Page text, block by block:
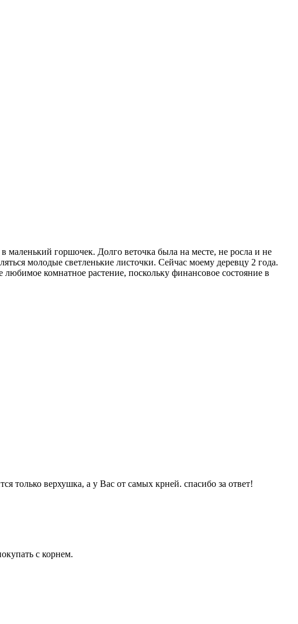
маленький горшочек. Долго веточка была на месте, не росла и не
молодые светленькие листочки. Сейчас моему деревцу 2 года.
любимое комнатное растение, поскольку финансовое состояние в
только верхушка, а у Вас от самых крней. спасибо за ответ!
с корнем.